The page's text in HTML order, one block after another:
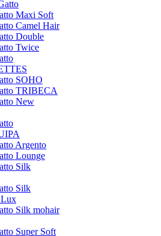
Maxi Soft
Camel Hair
Double
Twice
SOHO
TRIBECA
New
Argento
Lounge
Silk
Silk
Silk mohair
Super Soft